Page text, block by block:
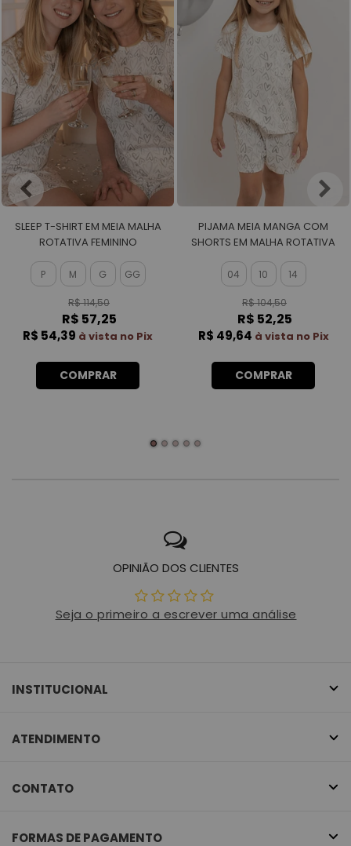
SLEEP T-SHIRT EM MEIA MALHA
ROTATIVA FEMININO
P M G GG
R$ 114,50
R$ 57,25
R$ 54,39 à vista no Pix
COMPRAR
PIJAMA MEIA MANGA COM
SHORTS EM MALHA ROTATIVA
04 10 14
R$ 104,50
R$ 52,25
R$ 49,64 à vista no Pix
COMPRAR
OPINIÃO DOS CLIENTES
Seja o primeiro a escrever uma análise
INSTITUCIONAL
ATENDIMENTO
CONTATO
FORMAS DE PAGAMENTO